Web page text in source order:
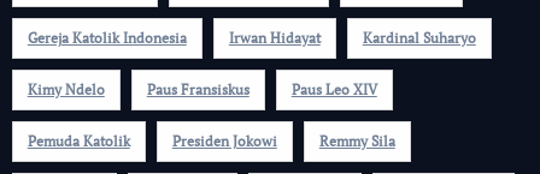
Gereja Katolik Indonesia Irwan Hidayat Kardinal Suharyo
Kimy Ndelo Paus Fransiskus Paus Leo XIV
Pemuda Katolik Presiden Jokowi Remmy Sila